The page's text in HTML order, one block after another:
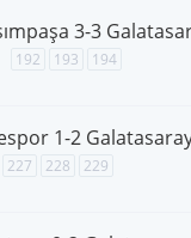
3-3
192 193 194
1-2
227 228 229